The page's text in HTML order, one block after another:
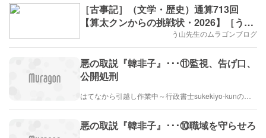
［古事記］（文学・歴史）通算713回
【算太クンからの挑戦状・2026】［う山
う山先生のムラゴンブログ
悪の取説『韓非子』･･･⑪監視、告げ口、
公開処刑
悪の取説『韓非子』･･･⑩職域を守らせろ